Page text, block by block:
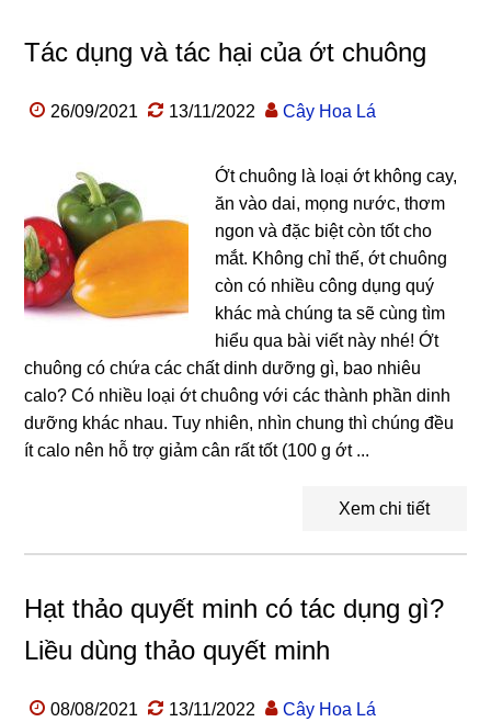
Tác dụng và tác hại của ớt chuông
26/09/2021 13/11/2022 Cây Hoa Lá
Ớt chuông là loại ớt không cay,
ăn vào dai, mọng nước, thơm
ngon và đặc biệt còn tốt cho
mắt. Không chỉ thế, ớt chuông
còn có nhiều công dụng quý
khác mà chúng ta sẽ cùng tìm
hiểu qua bài viết này nhé! Ớt
chuông có chứa các chất dinh dưỡng gì, bao nhiêu
calo? Có nhiều loại ớt chuông với các thành phần dinh
dưỡng khác nhau. Tuy nhiên, nhìn chung thì chúng đều
ít calo nên hỗ trợ giảm cân rất tốt (100 g ớt ...
Xem chi tiết
Hạt thảo quyết minh có tác dụng gì?
Liều dùng thảo quyết minh
08/08/2021 13/11/2022 Cây Hoa Lá